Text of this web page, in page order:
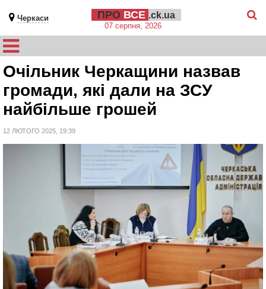
Черкаси ПРО ВСЕ .ck.ua
07 серпня, 2026
Очільник Черкащини назвав
громади, які дали на ЗСУ
найбільше грошей
12 ЛЮТОГО 2025, 19:39